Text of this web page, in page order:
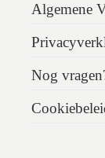
Algemene
Nog